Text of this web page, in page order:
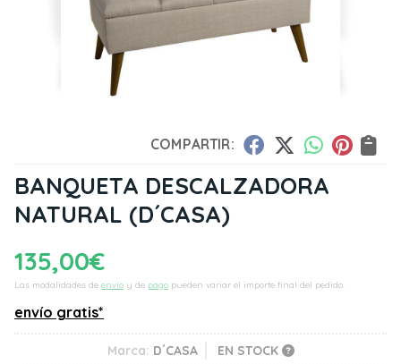
COMPARTIR:
BANQUETA DESCALZADORA
NATURAL (D´CASA)
135,00€
Las modalidades de envío y de pago pueden variar el importe final del pedido.
envío gratis*
Marca: D´CASA EN STOCK